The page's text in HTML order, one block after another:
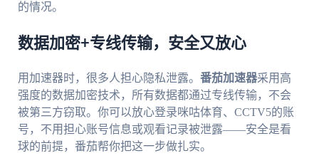
的情况。
数据加密+专线传输，安全又放心
用加速器时，很多人担心隐私泄露。 番茄加速器采用高
强度的数据加密技术，所有数据都通过专线传输，不会
被第三方窃取。你可以放心登录咪咕体育、CCTV5的账
号，不用担心账号信息或观看记录被泄露——安全是看
球的前提，番茄帮你把这一步做扎实。